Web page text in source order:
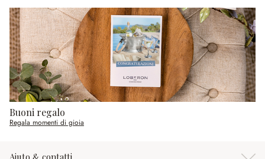
Buoni regalo
Regala momenti di gioia